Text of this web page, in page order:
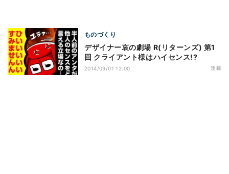
ものづくり
デザイナー哀の劇場 R(リターンズ) 第1
回 クライアント様はハイセンス!?
2014/09/01 12:00 連載